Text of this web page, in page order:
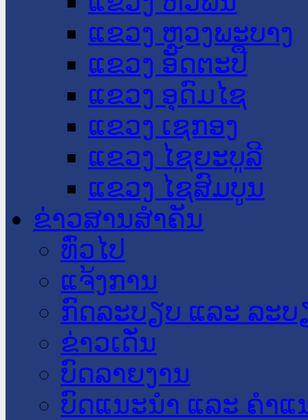
ແຂວງ ຫຼວງພະບາງ
ແຂວງ ອັດຕະປື
ແຂວງ ອຸດົມໄຊ
ແຂວງ ເຊກອງ
ແຂວງ ໄຊຍະບູລີ
ແຂວງ ໄຊສົມບູນ
ຂ່າວສານສໍາຄັນ
​ທົ່ວ​ໄປ
ແຈ້ງການ
ກົດລະບຽບ ແລະ ລະບ
ຂ່າວເດັ່ນ
ບົດລາຍງານ
ບົດແນະນໍາ ແລະ ຄໍາແ